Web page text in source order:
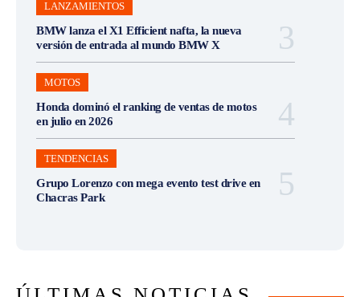
LANZAMIENTOS
BMW lanza el X1 Efficient nafta, la nueva
versión de entrada al mundo BMW X
MOTOS
Honda dominó el ranking de ventas de motos
en julio en 2026
TENDENCIAS
Grupo Lorenzo con mega evento test drive en
Chacras Park